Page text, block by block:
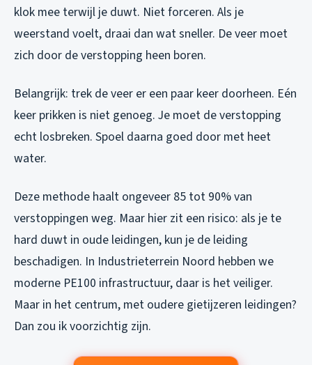
klok mee terwijl je duwt. Niet forceren. Als je
weerstand voelt, draai dan wat sneller. De veer moet
zich door de verstopping heen boren.
Belangrijk: trek de veer er een paar keer doorheen. Eén
keer prikken is niet genoeg. Je moet de verstopping
echt losbreken. Spoel daarna goed door met heet
water.
Deze methode haalt ongeveer 85 tot 90% van
verstoppingen weg. Maar hier zit een risico: als je te
hard duwt in oude leidingen, kun je de leiding
beschadigen. In Industrieterrein Noord hebben we
moderne PE100 infrastructuur, daar is het veiliger.
Maar in het centrum, met oudere gietijzeren leidingen?
Dan zou ik voorzichtig zijn.